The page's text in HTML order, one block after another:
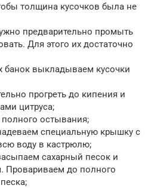
толщина кусочков была не
предварительно промыть
Для этого их достаточно
банок выкладываем кусочки
прогреть до кипения и
цитруса;
остывания;
специальную крышку с
воду в кастрюлю;
сахарный песок и
Провариваем до полного